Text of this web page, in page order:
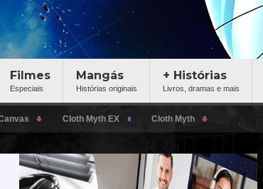
Filmes
Especiais
Mangás
Histórias originais
+ Histórias
Livros, dramas e mais